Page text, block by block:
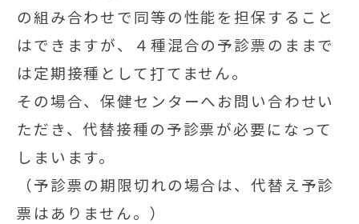
の組み合わせで同等の性能を担保すること
はできますが、４種混合の予診票のままで
は定期接種として打てません。
その場合、保健センターへお問い合わせい
ただき、代替接種の予診票が必要になって
しまいます。
（予診票の期限切れの場合は、代替え予診
票はありません。）